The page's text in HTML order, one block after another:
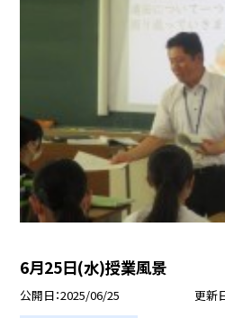
6月25日(水)授業風景
公開日 2025/06/25 更新